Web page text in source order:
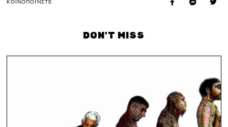
ΚΟΙΝΟΠΟΙΉΣΤΕ
DON'T MISS